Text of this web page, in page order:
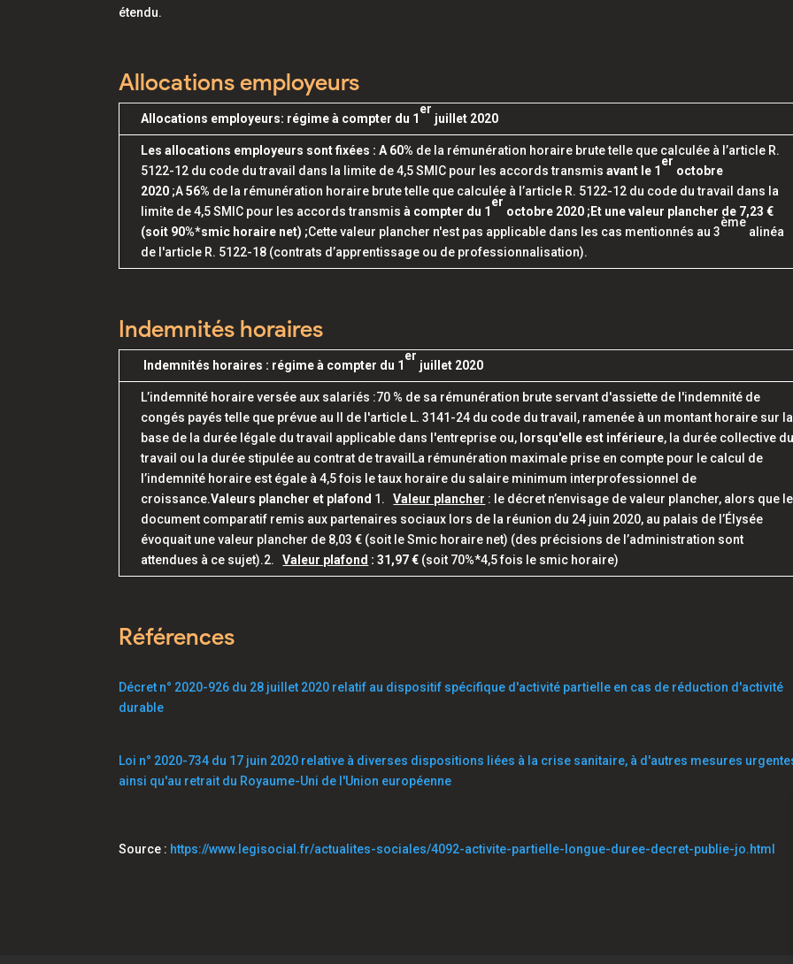
étendu.
Allocations employeurs
Allocations employeurs: régime à compter du 1
er
juillet 2020
Les allocations employeurs sont fixées : A 60% de la rémunération horaire brute telle que calculée à l’article R.
5122-12 du code du travail dans la limite de 4,5 SMIC pour les accords transmisavant le 1
er
octobre
2020 ;A56% de la rémunération horaire brute telle que calculée à l’article R. 5122-12 du code du travail dans la
limite de 4,5 SMIC pour les accords transmisà compter du 1
er
octobre 2020 ;Et une valeur plancher de 7,23 €
(soit 90%*smic horaire net) ;Cette valeur plancher n'est pas applicable dans les cas mentionnés au 3
ème
alinéa
de l'article R. 5122-18 (contrats d’apprentissage ou de professionnalisation).
Indemnités horaires
Indemnités horaires : régime à compter du 1
er
juillet 2020
L’indemnité horaire versée aux salariés :70 % de sa rémunération brute servant d'assiette de l'indemnité de
congés payés telle que prévue au II de l'article L. 3141-24 du code du travail, ramenée à un montant horaire sur la
base de la durée légale du travail applicable dans l'entreprise ou, lorsqu'elle est inférieure, la durée collective
travail ou la durée stipulée au contrat de travailLa rémunération maximale prise en compte pour le calcul de
l’indemnité horaire est égale à 4,5 fois le taux horaire du salaire minimum interprofessionnel de
croissance.Valeurs plancher et plafond 1.Valeur plancher : le décret n’envisage de valeur plancher, alors que le
document comparatif remis aux partenaires sociaux lors de la réunion du 24 juin 2020, au palais de l’Élysée
évoquait une valeur plancher de 8,03 € (soit le Smic horaire net) (des précisions de l’administration sont
attendues à ce sujet).2.Valeur plafond : 31,97 € (soit 70%*4,5 fois le smic horaire)
Références
Décret n° 2020-926 du 28 juillet 2020 relatif au dispositif spécifique d'activité partielle en cas de réduction d'activité
durable
Loi n° 2020-734 du 17 juin 2020 relative à diverses dispositions liées à la crise sanitaire, à d'autres mesures
ainsi qu'au retrait du Royaume-Uni de l'Union européenne
Source : https://www.legisocial.fr/actualites-sociales/4092-activite-partielle-longue-duree-decret-publie-jo.html